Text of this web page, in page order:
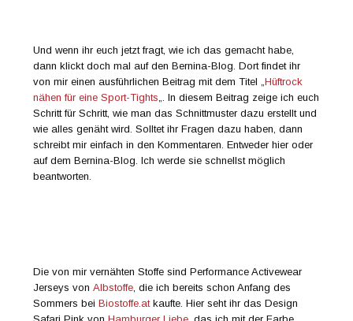
Und wenn ihr euch jetzt fragt, wie ich das gemacht habe,
dann klickt doch mal auf den Bernina-Blog. Dort findet ihr
von mir einen ausführlichen Beitrag mit dem Titel „Hüftrock
nähen für eine Sport-Tights„. In diesem Beitrag zeige ich euch
Schritt für Schritt, wie man das Schnittmuster dazu erstellt und
wie alles genäht wird. Solltet ihr Fragen dazu haben, dann
schreibt mir einfach in den Kommentaren. Entweder hier oder
auf dem Bernina-Blog. Ich werde sie schnellst möglich
beantworten.
Die von mir vernähten Stoffe sind Performance Activewear
Jerseys vonAlbstoffe , die ich bereits schon Anfang des
Sommers beiBiostoffe.atkaufte. Hier seht ihr das Design